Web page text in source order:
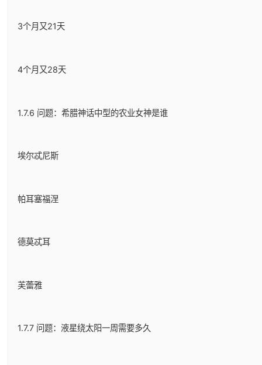
3个月又21天
4个月又28天
1.7.6 问题：希腊神话中型的农业女神是谁
埃尔忒尼斯
帕耳塞福涅
德莫忒耳
芙蕾雅
1.7.7 问题：液星绕太阳一周需要多久